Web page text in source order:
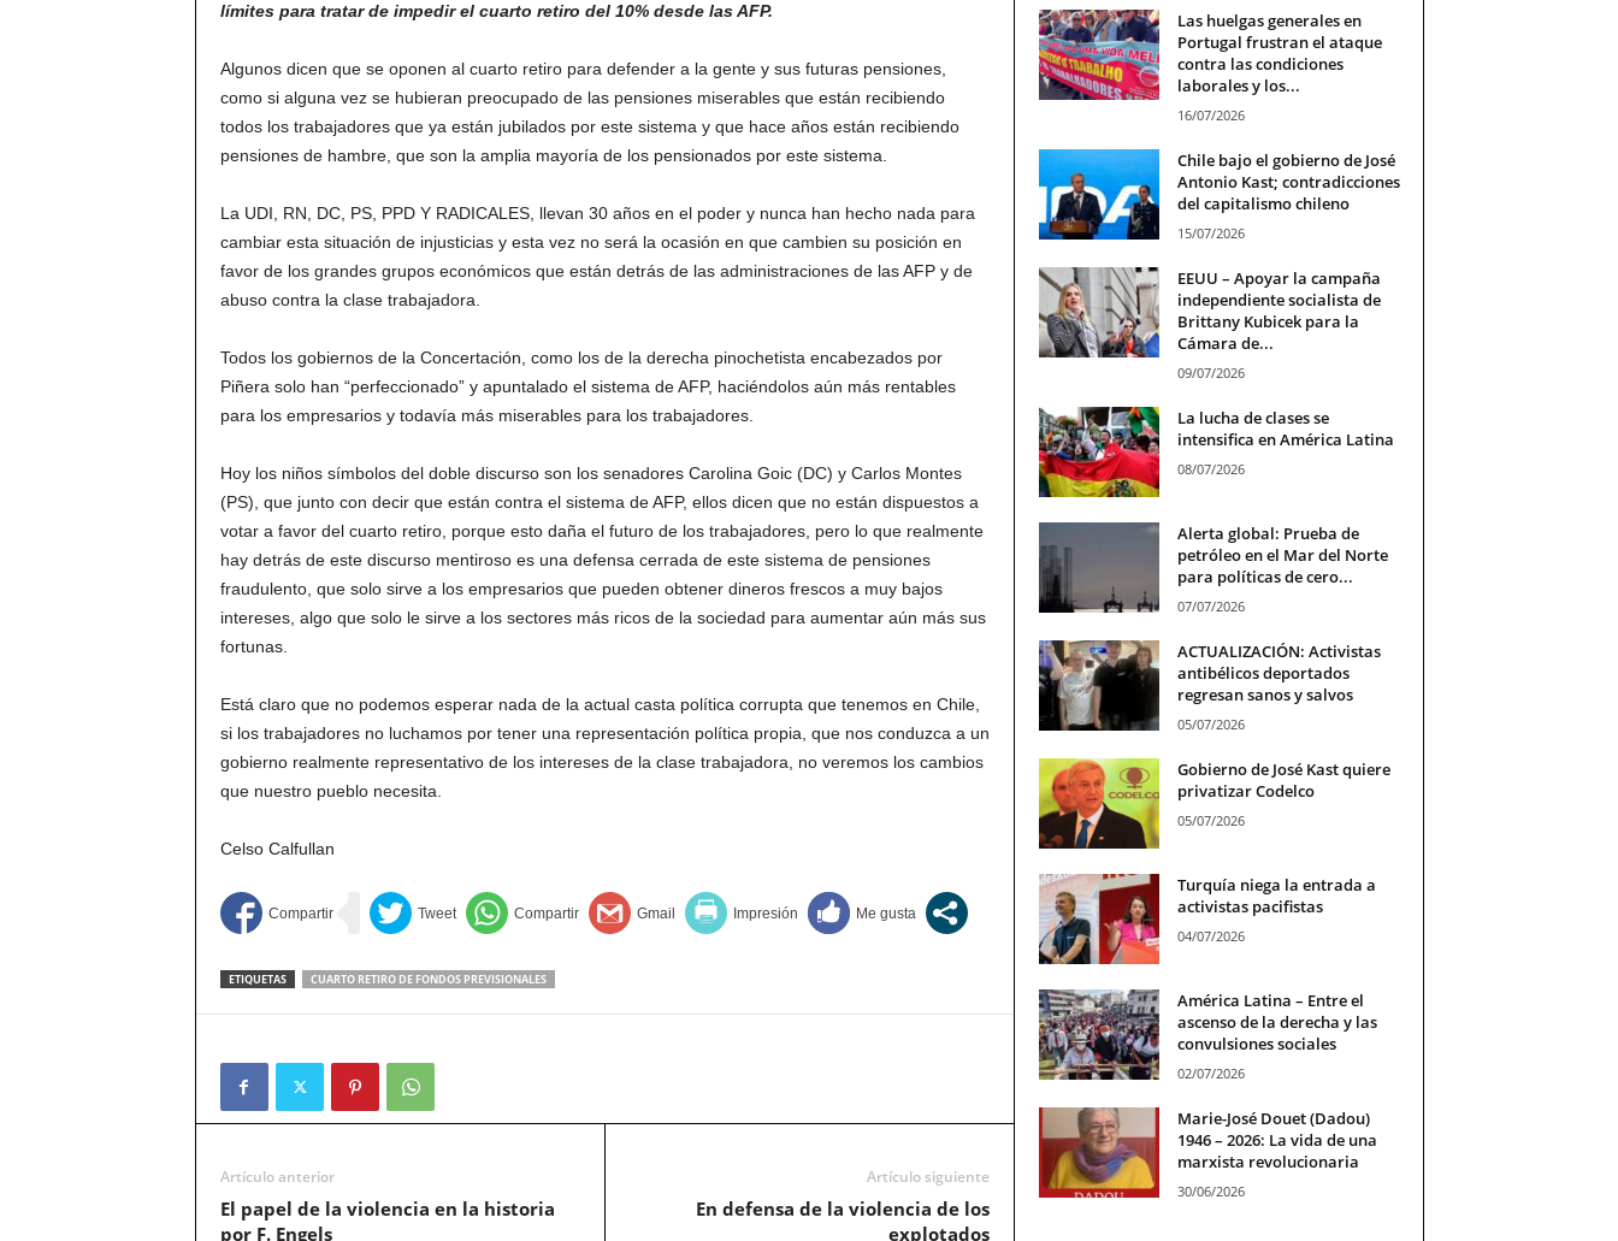
límites para tratar de impedir el cuarto retiro del 10% desde las AFP.
Algunos dicen que se oponen al cuarto retiro para defender a la gente y sus futuras pensiones,
como si alguna vez se hubieran preocupado de las pensiones miserables que están recibiendo
todos los trabajadores que ya están jubilados por este sistema y que hace años están recibiendo
pensiones de hambre, que son la amplia mayoría de los pensionados por este sistema.
La UDI, RN, DC, PS, PPD Y RADICALES, llevan 30 años en el poder y nunca han hecho nada para
cambiar esta situación de injusticias y esta vez no será la ocasión en que cambien su posición en
favor de los grandes grupos económicos que están detrás de las administraciones de las AFP y de
abuso contra la clase trabajadora.
Todos los gobiernos de la Concertación, como los de la derecha pinochetista encabezados por
Piñera solo han “perfeccionado” y apuntalado el sistema de AFP, haciéndolos aún más rentables
para los empresarios y todavía más miserables para los trabajadores.
Hoy los niños símbolos del doble discurso son los senadores Carolina Goic (DC) y Carlos Montes
(PS), que junto con decir que están contra el sistema de AFP, ellos dicen que no están dispuestos a
votar a favor del cuarto retiro, porque esto daña el futuro de los trabajadores, pero lo que realmente
hay detrás de este discurso mentiroso es una defensa cerrada de este sistema de pensiones
fraudulento, que solo sirve a los empresarios que pueden obtener dineros frescos a muy bajos
intereses, algo que solo le sirve a los sectores más ricos de la sociedad para aumentar aún más sus
fortunas.
Está claro que no podemos esperar nada de la actual casta política corrupta que tenemos en Chile,
si los trabajadores no luchamos por tener una representación política propia, que nos conduzca a un
gobierno realmente representativo de los intereses de la clase trabajadora, no veremos los cambios
que nuestro pueblo necesita.
Celso Calfullan
ETIQUETAS CUARTO RETIRO DE FONDOS PREVISIONALES
Artículo anterior
El papel de la violencia en la historia
por F. Engels
Artículo siguiente
En defensa de la violencia de los
explotados
Las huelgas generales en
Portugal frustran el ataque
contra las condiciones
laborales y los...
16/07/2026
Chile bajo el gobierno de José
Antonio Kast; contradicciones
del capitalismo chileno
15/07/2026
EEUU – Apoyar la campaña
independiente socialista de
Brittany Kubicek para la
Cámara de...
09/07/2026
La lucha de clases se
intensifica en América Latina
08/07/2026
Alerta global: Prueba de
petróleo en el Mar del Norte
para políticas de cero...
07/07/2026
ACTUALIZACIÓN: Activistas
antibélicos deportados
regresan sanos y salvos
05/07/2026
Gobierno de José Kast quiere
privatizar Codelco
05/07/2026
Turquía niega la entrada a
activistas pacifistas
04/07/2026
América Latina – Entre el
ascenso de la derecha y las
convulsiones sociales
02/07/2026
Marie-José Douet (Dadou)
1946 – 2026: La vida de una
marxista revolucionaria
30/06/2026